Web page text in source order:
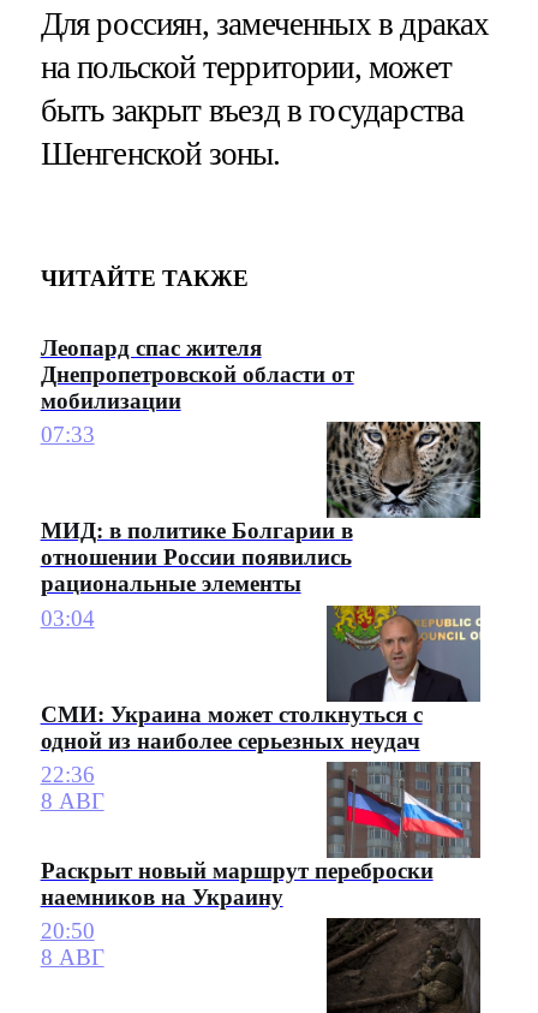
Для россиян, замеченных в драках
на польской территории, может
быть закрыт въезд в государства
Шенгенской зоны.
ЧИТАЙТЕ ТАКЖЕ
Леопард спас жителя
Днепропетровской области от
мобилизации
07:33
МИД: в политике Болгарии в
отношении России появились
рациональные элементы
03:04
СМИ: Украина может столкнуться с
одной из наиболее серьезных неудач
22:36
8 АВГ
Раскрыт новый маршрут переброски
наемников на Украину
20:50
8 АВГ